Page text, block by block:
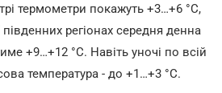
термометри покажуть +3…+6 °С,
регіонах середня денна
+9…+12 °С. Навіть уночі по всій
температура - до +1…+3 °С.